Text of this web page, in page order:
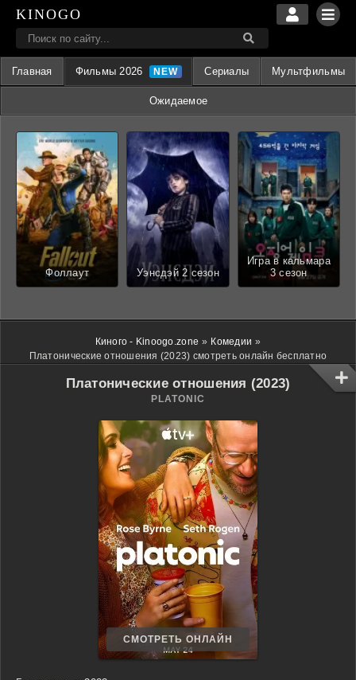
KINOGO
Главная Фильмы 2026 Сериалы Мультфильмы
Ожидаемое
Фоллаут Уэнсдэй 2 сезон
Игра в кальмара
3 сезон
Киного - Kinoogo.zone » Комедии »
Платонические отношения (2023) смотреть онлайн бесплатно
Платонические отношения (2023)
PLATONIC
СМОТРЕТЬ ОНЛАЙН